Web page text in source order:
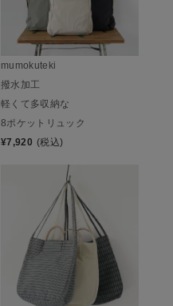
mumokuteki
撥水加工
軽くて多収納な
8ポケットリュック
¥7,920 (税込)